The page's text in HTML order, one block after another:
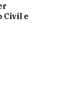
Civil e